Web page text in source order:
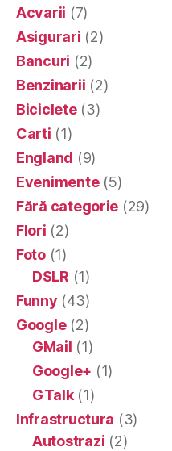
Acvarii (7)
Asigurari (2)
Bancuri (2)
Benzinarii (2)
Biciclete(3)
Carti (1)
England (9)
Evenimente(5)
Fără categorie (29)
Flori (2)
Foto(1)
DSLR (1)
Funny (43)
Google(2)
GMail (1)
Google+ (1)
GTalk(1)
Infrastructura (3)
Autostrazi (2)